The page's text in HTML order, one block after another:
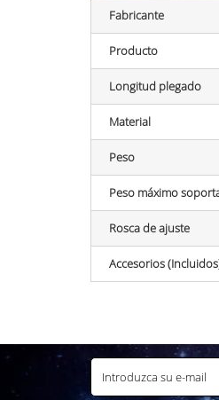
Fabricante
Producto
Longitud plegado
Material
Peso
Peso máximo
Rosca de ajuste
Accesorios